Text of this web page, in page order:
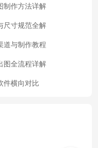
制作方法详解
尺寸规范全解
道与制作教程
图全流程详解
件横向对比